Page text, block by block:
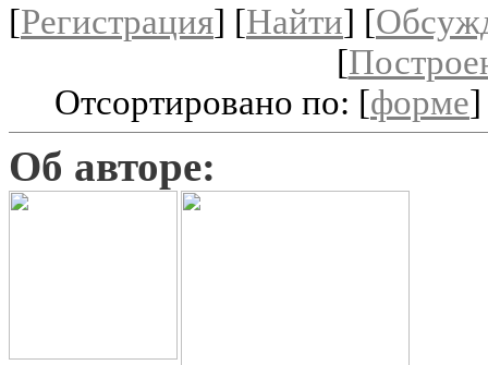
[Регистрация] [Найти] [
[
Отсортировано по: [форме
Об авторе: